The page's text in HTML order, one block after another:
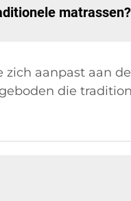
matrassen?
aanpast aan
die